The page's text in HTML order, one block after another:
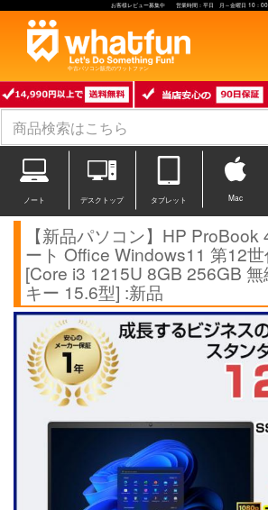
お客様レビュー募集中 営業時間：平日 月～金曜日 10：
中古パソコン販売のワットファン
ノート デスクトップ タブレット Mac
【新品パソコン】HP ProBook
ート Office Windows11 第12
[Core i3 1215U 8GB 256GB
キー 15.6型] :新品